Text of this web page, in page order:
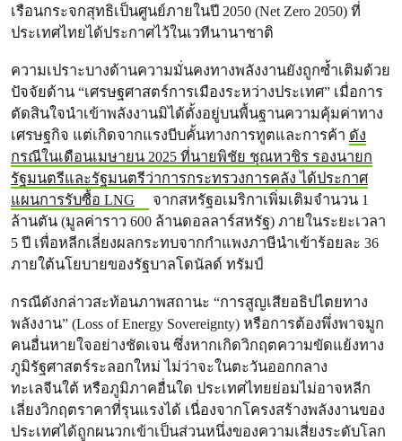
เรือนกระจกสุทธิเป็นศูนย์ภายในปี 2050 (Net Zero 2050) ที่
ประเทศไทยได้ประกาศไว้ในเวทีนานาชาติ
ความเปราะบางด้านความมั่นคงทางพลังงานยังถูกซ้ำเติมด้วย
ปัจจัยด้าน “เศรษฐศาสตร์การเมืองระหว่างประเทศ” เมื่อการ
ตัดสินใจนำเข้าพลังงานมิได้ตั้งอยู่บนพื้นฐานความคุ้มค่าทาง
เศรษฐกิจ แต่เกิดจากแรงบีบคั้นทางการทูตและการค้า ดัง
กรณีในเดือนเมษายน 2025 ที่นายพิชัย ชุณหวชิร รองนายก
รัฐมนตรีและรัฐมนตรีว่าการกระทรวงการคลัง ได้ประกาศ
แผนการรับซื้อ LNG
จากสหรัฐอเมริกาเพิ่มเติมจำนวน 1
ล้านตัน (มูลค่าราว 600 ล้านดอลลาร์สหรัฐ) ภายในระยะเวลา
5 ปี เพื่อหลีกเลี่ยงผลกระทบจากกำแพงภาษีนำเข้าร้อยละ 36
ภายใต้นโยบายของรัฐบาลโดนัลด์ ทรัมป์
กรณีดังกล่าวสะท้อนภาพสถานะ “การสูญเสียอธิปไตยทาง
พลังงาน” (Loss of Energy Sovereignty) หรือการต้องพึ่งพาจมูก
คนอื่นหายใจอย่างชัดเจน ซึ่งหากเกิดวิกฤตความขัดแย้งทาง
ภูมิรัฐศาสตร์ระลอกใหม่ ไม่ว่าจะในตะวันออกกลาง
ทะเลจีนใต้ หรือภูมิภาคอื่นใด ประเทศไทยย่อมไม่อาจหลีก
เลี่ยงวิกฤตราคาที่รุนแรงได้ เนื่องจากโครงสร้างพลังงานของ
ประเทศได้ถูกผนวกเข้าเป็นส่วนหนึ่งของความเสี่ยงระดับโลก